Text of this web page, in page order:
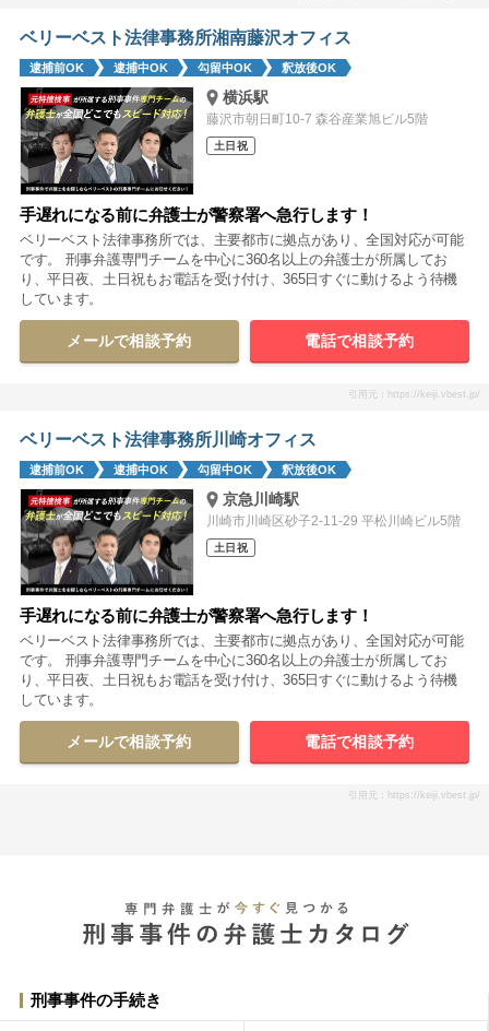
ベリーベスト法律事務所湘南藤沢オフィス
逮捕前OK 逮捕中OK 勾留中OK 釈放後OK
横浜駅
藤沢市朝日町10-7 森谷産業旭ビル5階
土日祝
手遅れになる前に弁護士が警察署へ急行します！
ベリーベスト法律事務所では、主要都市に拠点があり、全国対応が可能
です。 刑事弁護専門チームを中心に360名以上の弁護士が所属してお
り、平日夜、土日祝もお電話を受け付け、365日すぐに動けるよう待機
しています。
メールで相談予約 電話で相談予約
引用元：https://keiji.vbest.jp/
ベリーベスト法律事務所川崎オフィス
逮捕前OK 逮捕中OK 勾留中OK 釈放後OK
京急川崎駅
川崎市川崎区砂子2-11-29 平松川崎ビル5階
土日祝
手遅れになる前に弁護士が警察署へ急行します！
ベリーベスト法律事務所では、主要都市に拠点があり、全国対応が可能
です。 刑事弁護専門チームを中心に360名以上の弁護士が所属してお
り、平日夜、土日祝もお電話を受け付け、365日すぐに動けるよう待機
しています。
メールで相談予約 電話で相談予約
引用元：https://keiji.vbest.jp/
刑事事件の手続き